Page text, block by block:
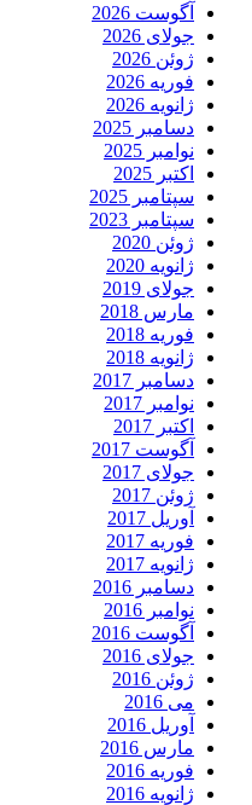
آگوست 2026
جولای 2026
ژوئن 2026
فوریه 2026
ژانویه 2026
دسامبر 2025
نوامبر 2025
اکتبر 2025
سپتامبر 2025
سپتامبر 2023
ژوئن 2020
ژانویه 2020
جولای 2019
مارس 2018
فوریه 2018
ژانویه 2018
دسامبر 2017
نوامبر 2017
اکتبر 2017
آگوست 2017
جولای 2017
ژوئن 2017
آوریل 2017
فوریه 2017
ژانویه 2017
دسامبر 2016
نوامبر 2016
آگوست 2016
جولای 2016
ژوئن 2016
می 2016
آوریل 2016
مارس 2016
فوریه 2016
ژانویه 2016